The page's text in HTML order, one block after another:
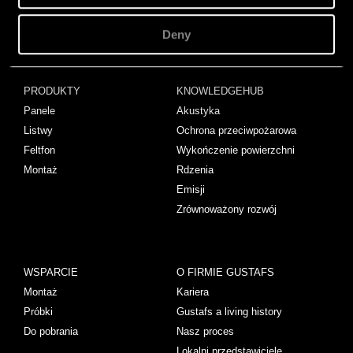
Deny
PROJEKTY
STORIES
PRODUKTY
Panele
Listwy
Feltfon
Montaż
KNOWLEDGEHUB
Akustyka
Ochrona przeciwpożarowa
Wykończenie powierzchni
Rdzenia
Emisji
Zrównoważony rozwój
WSPARCIE
Montaż
Próbki
Do pobrania
O FIRMIE GUSTAFS
Kariera
Gustafs a living history
Nasz proces